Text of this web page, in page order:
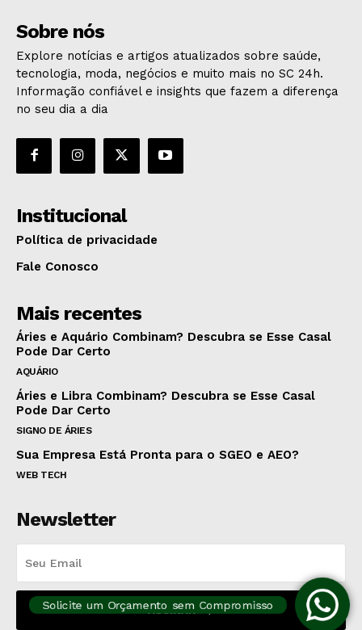
Sobre nós
Explore notícias e artigos atualizados sobre saúde,
tecnologia, moda, negócios e muito mais no SC 24h.
Informação confiável e insights que fazem a diferença
no seu dia a dia
Institucional
Política de privacidade
Fale Conosco
Mais recentes
Áries e Aquário Combinam? Descubra se Esse Casal
Pode Dar Certo
AQUÁRIO
Áries e Libra Combinam? Descubra se Esse Casal
Pode Dar Certo
SIGNO DE ÁRIES
Sua Empresa Está Pronta para o SGEO e AEO?
WEB TECH
Newsletter
ASSINAR
um Orçamento sem Compromisso